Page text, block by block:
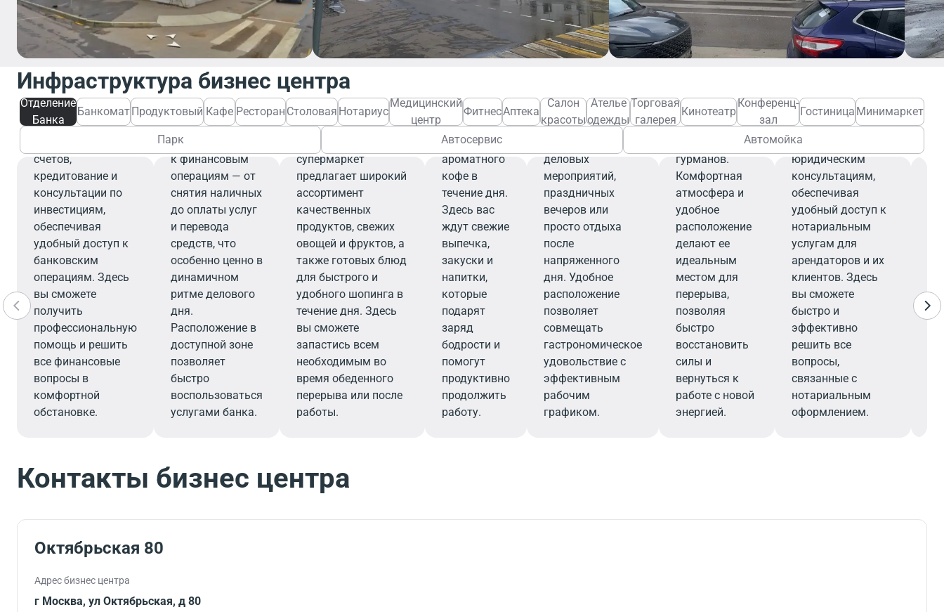
Инфраструктура бизнес центра
Отделение
Банка
БанкоматПродуктовый Кафе Ресторан Столовая Нотариус
Медицинский
центр
ФитнесАптека
Салон
красоты
Ателье
одежды
Торговая
галерея
Кинотеатр
Конференц-
зал
Гостиница Минимаркет
Парк Автосервис Автомойка
Отделение
Банка
Отделение банка
предлагает
широкий спектр
финансовых услуг,
счетов,
кредитование и
консультации по
инвестициям,
обеспечивая
удобный доступ к
банковским
операциям. Здесь
вы сможете
получить
профессиональную
помощь и решить
все финансовые
вопросы в
комфортной
обстановке.
Банкомат
Банкомат
обеспечивает
быстрый и
удобный доступ
к финансовым
операциям — от
снятия наличных
до оплаты услуг
и перевода
средств, что
особенно ценно в
динамичном
ритме делового
дня.
Расположение в
доступной зоне
позволяет
быстро
воспользоваться
услугами банка.
Продуктовый
супермаркет
предлагает широкий
ассортимент
качественных
продуктов, свежих
овощей и фруктов, а
также готовых блюд
для быстрого и
удобного шопинга в
течение дня. Здесь
вы сможете
запастись всем
необходимым во
время обеденного
перерыва или после
работы.
кафе — это
идеальное
место для
легкого
встречи или
перерыва на
чашечку
ароматного
кофе в
течение дня.
Здесь вас
ждут свежие
выпечка,
закуски и
напитки,
которые
подарят
заряд
бодрости и
помогут
продуктивно
продолжить
работу.
Благодаря
элегантному
интерьеру и
внимательному
вашим надежным
выбором для
деловых
мероприятий,
праздничных
вечеров или
просто отдыха
после
напряженного
дня. Удобное
расположение
позволяет
совмещать
гастрономическое
удовольствие с
эффективным
рабочим
графиком.
широкий
выбор горячих
блюд, салатов,
закусок и
порадуют
даже самых
взыскательных
гурманов.
Комфортная
атмосфера и
удобное
расположение
делают ее
идеальным
местом для
перерыва,
позволяя
быстро
восстановить
силы и
вернуться к
работе с новой
энергией.
Нотариус
Нотариальная
контора
услуги по
удостоверению
документов и
юридическим
консультациям,
обеспечивая
удобный доступ к
нотариальным
услугам для
арендаторов и их
клиентов. Здесь
вы сможете
быстро и
эффективно
решить все
вопросы,
связанные с
нотариальным
оформлением.
Контакты бизнес центра
Октябрьская 80
Адрес бизнес центра
г Москва, ул Октябрьская, д 80